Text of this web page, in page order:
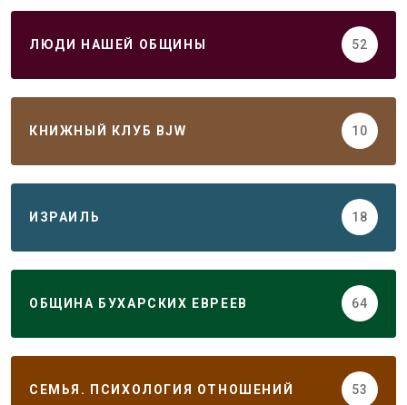
ЛЮДИ НАШЕЙ ОБЩИНЫ 52
КНИЖНЫЙ КЛУБ BJW 10
ИЗРАИЛЬ 18
ОБЩИНА БУХАРСКИХ ЕВРЕЕВ 64
СЕМЬЯ. ПСИХОЛОГИЯ ОТНОШЕНИЙ 53